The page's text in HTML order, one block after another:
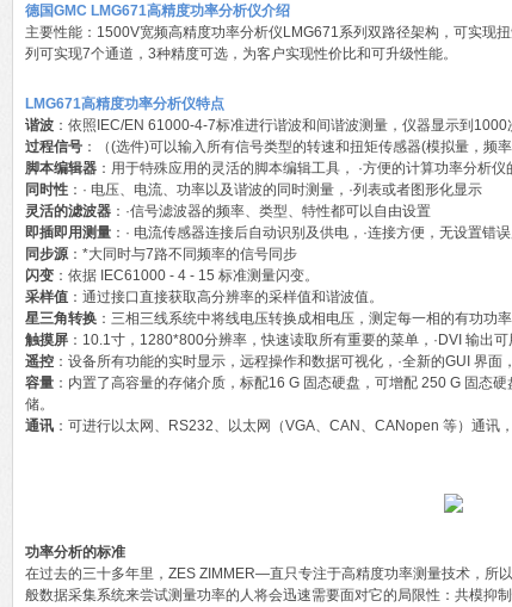
德国GMC LMG671高精度功率分析仪介绍
主要性能：1500V宽频高精度功率分析仪LMG671系列双路径架构，可实现
列可实现7个通道，3种精度可选，为客户实现性价比和可升级性能。
LMG671高精度功率分析仪特点
谐波 ：依照IEC/EN 61000-4-7标准进行谐波和间谐波测量，仪器显示到
过程信号 ：（(选件)可以输入所有信号类型的转速和扭矩传感器(模拟量，频
脚本编辑器 ：用于特殊应用的灵活的脚本编辑工具， ·方便的计算功率分析
同时性 ：· 电压、电流、功率以及谐波的同时测量，·列表或者图形化显示
灵活的滤波器 ：·信号滤波器的频率、类型、特性都可以自由设置
即插即用测量 ：· 电流传感器连接后自动识别及供电，·连接方便，无设置错误
同步源：*大同时与7路不同频率的信号同步
闪变 ：依据 IEC61000 - 4 - 15 标准测量闪变。
采样值 ：通过接口直接获取高分辨率的采样值和谐波值。
星三角转换 ：三相三线系统中将线电压转换成相电压，测定每一相的有功功率
触摸屏 ：10.1寸，1280*800分辨率，快速读取所有重要的菜单，·DVI 输出
遥控 ：设备所有功能的实时显示，远程操作和数据可视化，·全新的GUI 界面
容量 ：内置了高容量的存储介质，标配16 G 固态硬盘，可增配 250 G 固态
储。
通讯 ：可进行以太网、RS232、以太网（VGA、CAN、CANopen 等）通讯
功率分析的标准
在过去的三十多年里，ZES ZIMMER—直只专注于高精度功率测量技术，所
般数据采集系统来尝试测量功率的人将会迅速需要面对它的局限性：共模抑